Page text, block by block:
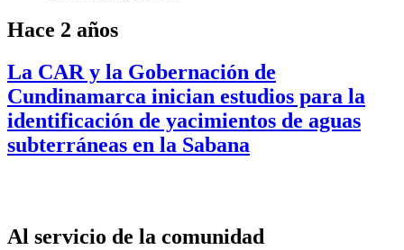
Hace 2 años
La CAR y la Gobernación de
Cundinamarca inician estudios para la
identificación de yacimientos de aguas
subterráneas en la Sabana
Al servicio de la comunidad